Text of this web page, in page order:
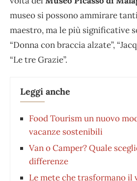
museo si possono ammirare
maestro, ma le più significative
“Donna con braccia alzate”,
“Le tre Grazie”.
Leggi anche
Food Tourism un nuovo
vacanze sostenibili
Van o Camper? Quale
differenze
Le mete che trasformano il